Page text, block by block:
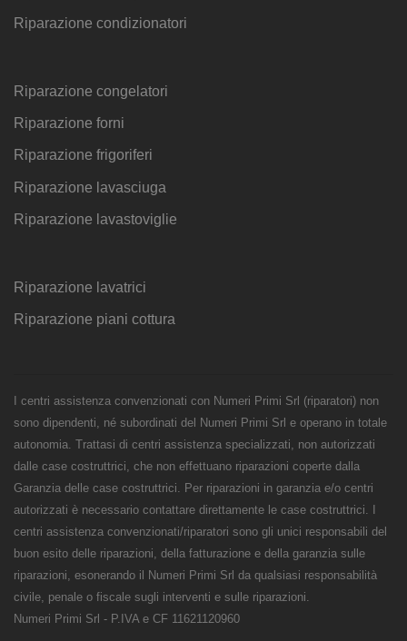
Riparazione condizionatori
Riparazione congelatori
Riparazione forni
Riparazione frigoriferi
Riparazione lavasciuga
Riparazione lavastoviglie
Riparazione lavatrici
Riparazione piani cottura
I centri assistenza convenzionati con Numeri Primi Srl (riparatori) non
sono dipendenti, né subordinati del Numeri Primi Srl e operano in totale
autonomia. Trattasi di centri assistenza specializzati, non autorizzati
dalle case costruttrici, che non effettuano riparazioni coperte dalla
Garanzia delle case costruttrici. Per riparazioni in garanzia e/o centri
autorizzati è necessario contattare direttamente le case costruttrici. I
centri assistenza convenzionati/riparatori sono gli unici responsabili del
buon esito delle riparazioni, della fatturazione e della garanzia sulle
riparazioni, esonerando il Numeri Primi Srl da qualsiasi responsabilità
civile, penale o fiscale sugli interventi e sulle riparazioni.
Numeri Primi Srl - P.IVA e CF 11621120960